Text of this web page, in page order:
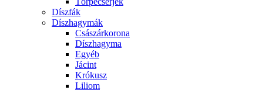
Díszfák
Díszhagymák
Császárkorona
Díszhagyma
Egyéb
Jácint
Krókusz
Liliom